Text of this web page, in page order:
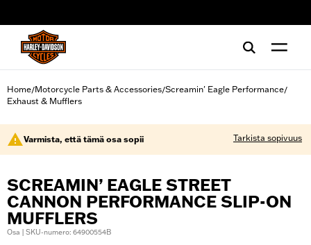
Home/Motorcycle Parts & Accessories/Screamin' Eagle Performance/
Exhaust & Mufflers
Varmista, että tämä osa sopii Tarkista sopivuus
SCREAMIN’ EAGLE STREET
CANNON PERFORMANCE SLIP-ON
MUFFLERS
Osa | SKU-numero: 64900554B